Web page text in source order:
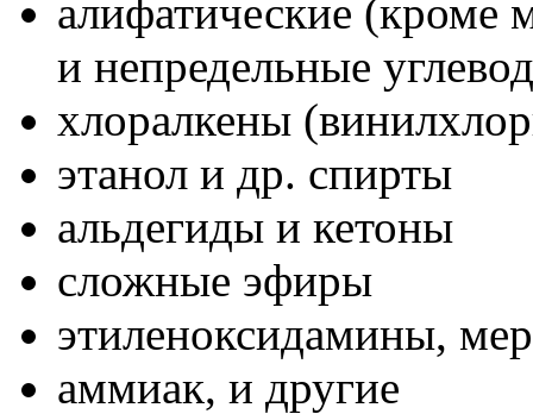
алифатические (кроме
и непредельные
хлоралкены
этанол и др. спирты
альдегиды и кетоны
сложные эфиры
этиленоксидамины,
аммиак, и другие